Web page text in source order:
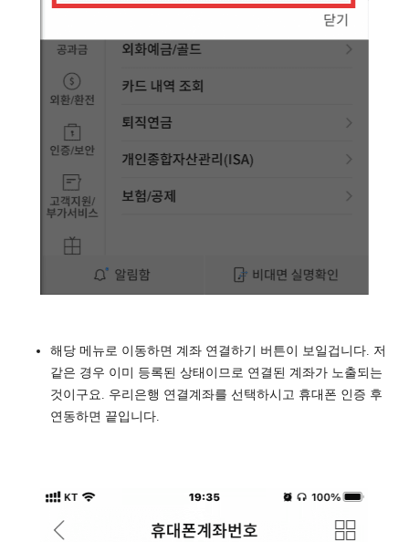
해당 메뉴로 이동하면 계좌 연결하기 버튼이 보일겁니다. 저
같은 경우 이미 등록된 상태이므로 연결된 계좌가 노출되는
것이구요. 우리은행 연결계좌를 선택하시고 휴대폰 인증 후
연동하면 끝입니다.